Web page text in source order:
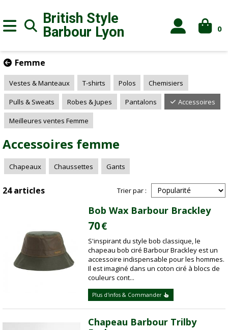
British Style
Barbour Lyon 0
Femme
Vestes & Manteaux T-shirts Polos Chemisiers
Pulls & Sweats Robes & Jupes Pantalons Accessoires
Meilleures ventes Femme
Accessoires femme
Chapeaux Chaussettes Gants
24 articles Trier par :
Bob Wax Barbour Brackley
70€
S'inspirant du style bob classique, le
chapeau bob ciré Barbour Brackley est un
accessoire indispensable pour les hommes.
Il est imaginé dans un coton ciré à blocs de
couleurs cont...
Plus d'infos & Commander
Chapeau Barbour Trilby